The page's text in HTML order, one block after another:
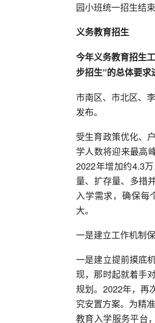
园小班统一招生结
义务教育招生
今年义务教育招生
步招生”的总体要求
市南区、市北区、
发布。
受生育政策优化、
学人数将迎来最高
2022年增加约4.3
量、扩存量、多措
入学需求，确保每
大。
一是建立工作机制
一是建立提前摸底
现，那时起就着手
规划。2022年，再
究安置方案。为精
教育入学服务平台